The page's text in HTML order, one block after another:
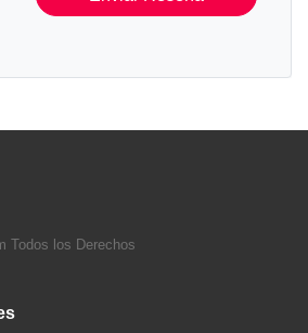
Todos los Derechos